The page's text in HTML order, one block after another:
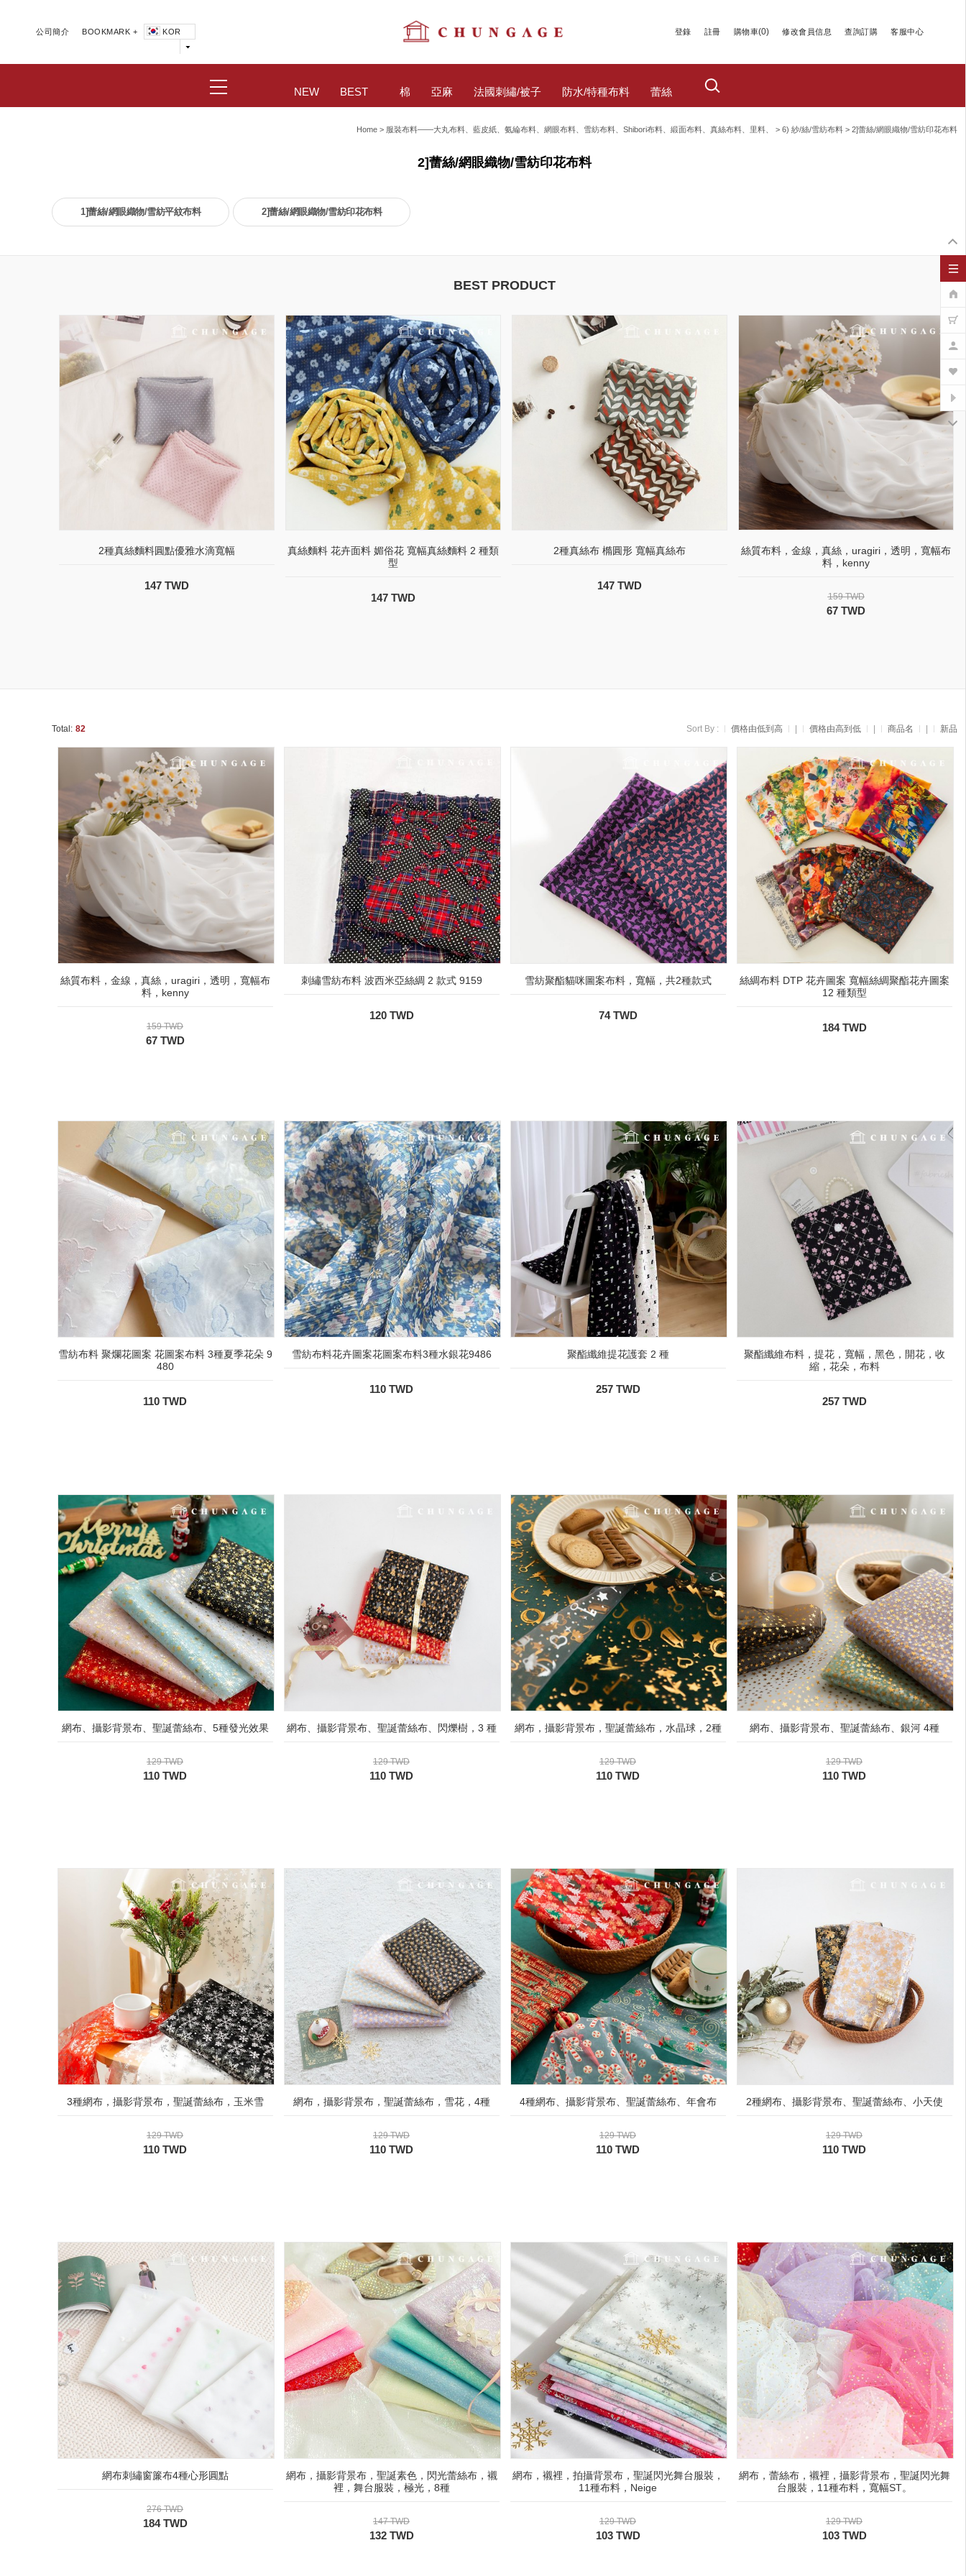
公司簡介 BOOKMARK + KOR 登錄 註冊 購物車(0) 修改會員信息 查詢訂購 客服中心
NEW BEST 棉 亞麻 法國刺繡/被子 防水/特種布料 蕾絲
Home > 服裝布料——大丸布料、藍皮紙、氨綸布料、網眼布料、雪紡布料、shibori布料、緞面布料、真絲布料、里料、 > 6) 紗/絲/雪紡布料 > 2]蕾絲/網眼織物/雪紡印花布料
2]蕾絲/網眼織物/雪紡印花布料
1]蕾絲/網眼織物/雪紡平紋布料 2]蕾絲/網眼織物/雪紡印花布料
BEST PRODUCT
2種真絲麵料圓點優雅水滴寬幅
147 TWD
真絲麵料 花卉面料 媚俗花 寬幅真絲麵料 2 種類
型
147 TWD
2種真絲布 橢圓形 寬幅真絲布
147 TWD
絲質布料，金線，真絲，uragiri，透明，寬幅布
料，kenny
159 TWD
67 TWD
Total: 82 Sort By : 價格由低到高 價格由高到低 商品名 新品
絲質布料，金線，真絲，uragiri，透明，寬幅布
料，kenny
159 TWD
67 TWD
刺繡雪紡布料 波西米亞絲綢 2 款式 9159
120 TWD
雪紡聚酯貓咪圖案布料，寬幅，共2種款式
74 TWD
絲綢布料 DTP 花卉圖案 寬幅絲綢聚酯花卉圖案
12 種類型
184 TWD
雪紡布料 聚爛花圖案 花圖案布料 3種夏季花朵 9
480
110 TWD
雪紡布料花卉圖案花圖案布料3種水銀花9486
110 TWD
聚酯纖維提花護套 2 種
257 TWD
聚酯纖維布料，提花，寬幅，黑色，開花，收
縮，花朵，布料
257 TWD
網布、攝影背景布、聖誕蕾絲布、5種發光效果
129 TWD
110 TWD
網布、攝影背景布、聖誕蕾絲布、閃爍樹，3 種
129 TWD
110 TWD
網布，攝影背景布，聖誕蕾絲布，水晶球，2種
129 TWD
110 TWD
網布、攝影背景布、聖誕蕾絲布、銀河 4種
129 TWD
110 TWD
3種網布，攝影背景布，聖誕蕾絲布，玉米雪
129 TWD
110 TWD
網布，攝影背景布，聖誕蕾絲布，雪花，4種
129 TWD
110 TWD
4種網布、攝影背景布、聖誕蕾絲布、年會布
129 TWD
110 TWD
2種網布、攝影背景布、聖誕蕾絲布、小天使
129 TWD
110 TWD
網布刺繡窗簾布4種心形圓點
276 TWD
184 TWD
網布，攝影背景布，聖誕素色，閃光蕾絲布，襯
裡，舞台服裝，極光，8種
147 TWD
132 TWD
網布，襯裡，拍攝背景布，聖誕閃光舞台服裝，
11種布料，Neige
129 TWD
103 TWD
網布，蕾絲布，襯裡，攝影背景布，聖誕閃光舞
台服裝，11種布料，寬幅ST。
129 TWD
103 TWD